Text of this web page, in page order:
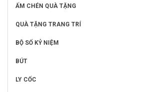
ẤM CHÉN QUÀ TẶNG
QUÀ TẶNG TRANG TRÍ
BỘ SỐ KỶ NIỆM
BÚT
LY CỐC